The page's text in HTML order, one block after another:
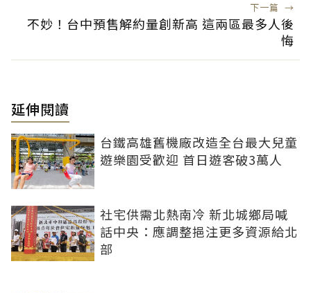
下一篇 →
不妙！台中預售解約量創新高 這兩區最多人後
悔
延伸閱讀
台鐵高雄舊機廠改造全台最大兒童
遊樂園受歡迎 首日遊客破3萬人
社宅供需北熱南冷 新北城鄉局喊
話中央：應調整挹注更多資源給北
部